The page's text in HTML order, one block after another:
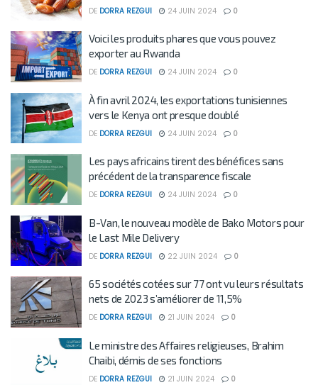
DE DORRA REZGUI 24 JUIN 2024 0
Voici les produits phares que vous pouvez
exporter au Rwanda
DE DORRA REZGUI 24 JUIN 2024 0
À fin avril 2024, les exportations tunisiennes
vers le Kenya ont presque doublé
DE DORRA REZGUI 24 JUIN 2024 0
Les pays africains tirent des bénéfices sans
précédent de la transparence fiscale
DE DORRA REZGUI 24 JUIN 2024 0
B-Van, le nouveau modèle de Bako Motors pour
le Last Mile Delivery
DE DORRA REZGUI 22 JUIN 2024 0
65 sociétés cotées sur 77 ont vu leurs résultats
nets de 2023 s’améliorer de 11,5%
DE DORRA REZGUI 21 JUIN 2024 0
Le ministre des Affaires religieuses, Brahim
Chaibi, démis de ses fonctions
DE DORRA REZGUI 21 JUIN 2024 0